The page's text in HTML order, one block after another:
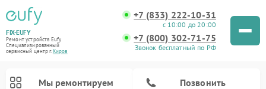
FIX-EUFY
Ремонт устройств Eufy
Специализированный
cервисный центр г.Киров
+7 (833) 222-10-31
с 10:00 до 20:00
+7 (800) 302-71-75
Звонок бесплатный по РФ
Мы ремонтируем Позвонить